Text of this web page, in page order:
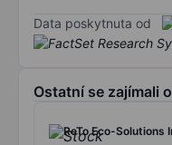
Data poskytnuta od
Ostatní se zajímali o
ReTo Eco-Solutions